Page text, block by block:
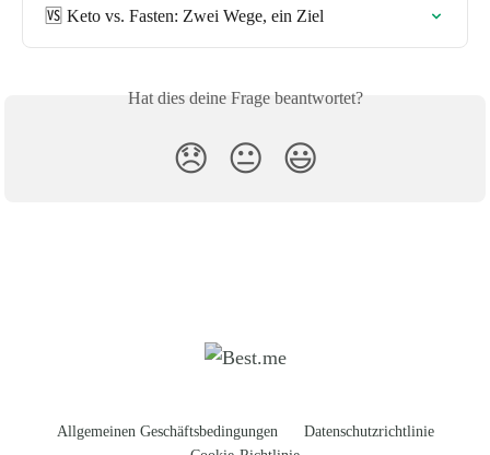
🆚 Keto vs. Fasten: Zwei Wege, ein Ziel
Hat dies deine Frage beantwortet?
😞 😐 😃
Allgemeinen Geschäftsbedingungen
Datenschutzrichtlinie